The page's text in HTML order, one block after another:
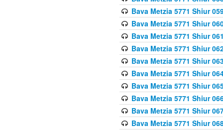
Bava Metzia 5771 Shiur
Bava Metzia 5771 Shiur
Bava Metzia 5771 Shiur
Bava Metzia 5771 Shiur
Bava Metzia 5771 Shiur
Bava Metzia 5771 Shiur
Bava Metzia 5771 Shiur
Bava Metzia 5771 Shiur
Bava Metzia 5771 Shiur
Bava Metzia 5771 Shiur